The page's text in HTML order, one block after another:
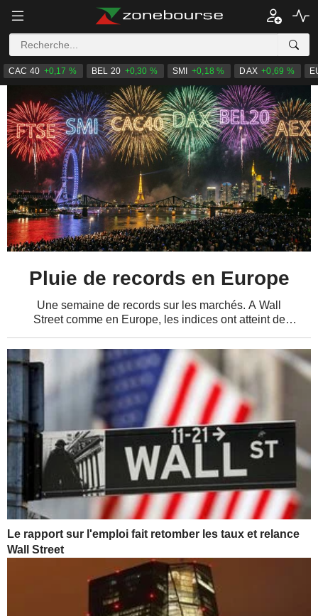
CAC 40 +0,17 % BEL 20 +0,30 % SMI +0,18 % DAX +0,69 %
Le rapport sur l'emploi fait retomber les taux et relance
Wall Street
Pluie de records en Europe
Une semaine de records sur les marchés. A Wall
Street comme en Europe, les indices ont atteint de
d'entreprises et une relative détente de la...